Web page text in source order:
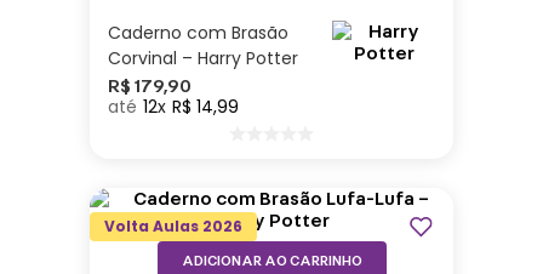
Caderno com Brasão
Corvinal – Harry Potter
R$ 179,90
12 R$ 14,99
Volta Aulas 2026
ADICIONAR AO CARRINHO